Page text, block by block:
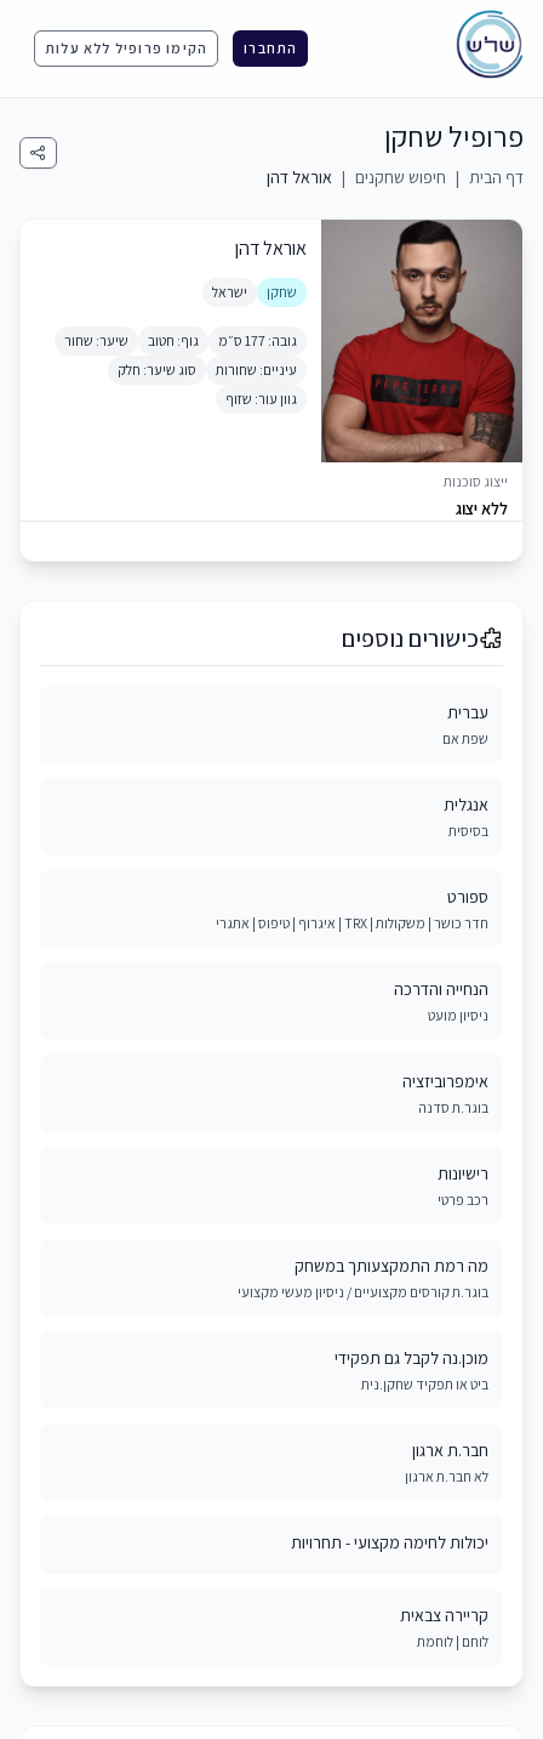
התחברו הקימו פרופיל ללא עלות
פרופיל שחקן
דף הבית | חיפוש שחקנים | אוראל דהן
ייצוג סוכנות
ללא יצוג
אוראל דהן
שחקן ישראל
גובה: 177 ס״מ גוף: חטוב
שיער: שחור
עיניים: שחורות
סוג שיער: חלק
גוון עור: שזוף
כישורים נוספים
עברית
שפת אם
אנגלית
בסיסית
ספורט
חדר כושר | משקולות | TRX | איגרוף | טיפוס | אתגרי
הנחייה והדרכה
ניסיון מועט
אימפרוביזציה
בוגר.ת סדנה
רישיונות
רכב פרטי
מה רמת התמקצעותך במשחק
בוגר.ת קורסים מקצועיים / ניסיון מעשי מקצועי
מוכן.נה לקבל גם תפקידי
ביט או תפקיד שחקן.נית
חבר.ת ארגון
לא חבר.ת ארגון
יכולות לחימה מקצועי - תחרויות
קריירה צבאית
לוחם | לוחמת